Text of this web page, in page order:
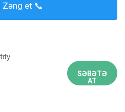
et 📞
SƏBƏTƏ
AT